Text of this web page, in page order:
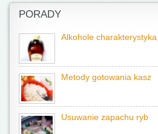
PORADY
Alkohole
Metody gotowania kasz
Usuwanie zapachu ryb